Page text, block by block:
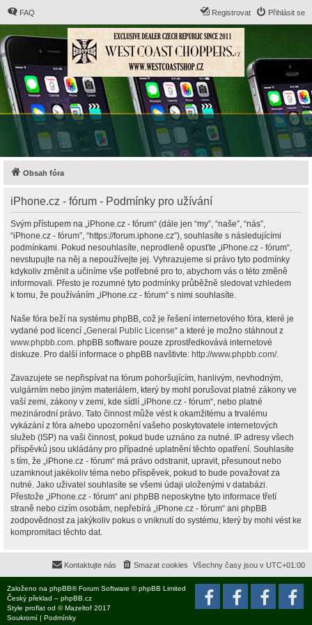
FAQ Přihlásit se
Registrovat
Obsah fóra
iPhone.cz - fórum - Podmínky pro užívání
Svým přístupem na „iPhone.cz - fórum“ (dále jen “my”, “naše”, “nás”,
“iPhone.cz - fórum”, “https://forum.iphone.cz”), souhlasíte s následujícími
podmínkami. Pokud nesouhlasíte, neprodleně opusťte „iPhone.cz - fórum“,
nevstupujte na něj a nepoužívejte jej. Vyhrazujeme si právo tyto podmínky
kdykoliv změnit a učiníme vše potřebné pro to, abychom vás o této změně
informovali. Přesto je rozumné tyto podmínky průběžně sledovat vzhledem
k tomu, že používáním „iPhone.cz - fórum“ s nimi souhlasíte.
Naše fóra beží na systému phpBB, což je řešení internetového fóra, které je
vydané pod licencí „General Public License“ a které je možno stáhnout z
www.phpbb.com. phpBB software pouze zprostředkovává internetové
diskuze. Pro další informace o phpBB navštivte: http://www.phpbb.com/.
Zavazujete se nepřispívat na fórum pohoršujícím, hanlivým, nevhodným,
vulgárním nebo jiným materiálem, který by mohl porušovat platné zákony ve
vaší zemi, zákony v zemi, kde sídlí „iPhone.cz - fórum“, nebo platné
mezinárodní právo. Tato činnost může vést k okamžitému a trvalému
vykázání z fóra a/nebo upozornění vašeho poskytovatele internetových
služeb (ISP) na vaši činnost, pokud bude uznáno za nutné. IP adresy všech
příspěvků jsou ukládány pro případné uplatnění těchto opatření. Souhlasíte
s tím, že „iPhone.cz - fórum“ má právo odstranit, upravit, přesunout nebo
uzamknout jakékoliv téma nebo příspěvek, pokud to bude považovat za
nutné. Jako uživatel souhlasíte se všemi údaji uloženými v databázi.
Přestože „iPhone.cz - fórum“ ani phpBB neposkytne tyto informace třetí
straně nebo cizím osobám, nepřebírá „iPhone.cz - fórum“ ani phpBB
zodpovědnost za jakýkoliv pokus o vniknutí do systému, který by mohl vést ke
kompromitaci těchto dat.
Všechny časy jsou v UTC+01:00
Smazat cookies
Kontaktujte nás
Založeno na phpBB® Forum Software © phpBB Limited
Český překlad – phpBB.cz
Style proflat od ©Mazeltof 2017
Soukromí | Podmínky